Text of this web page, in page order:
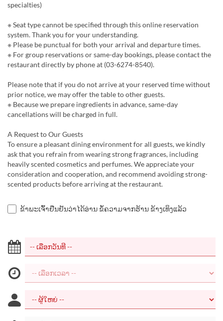
specialties)
※ Seat type cannot be specified through this online reservation
system. Thank you for your understanding.
※ Please be punctual for both your arrival and departure times.
※ For group reservations or same-day bookings, please contact the
restaurant directly by phone at (03-6274-8540).
Please note that if you do not arrive at your reserved time without
prior notice, we may offer the table to other guests.
※ Because we prepare ingredients in advance, same-day
cancellations will be charged in full.
A Request to Our Guests
To ensure a pleasant dining environment for all guests, we kindly
ask that you refrain from wearing strong fragrances, including
heavily scented cosmetics and perfumes. We appreciate your
consideration and cooperation, and recommend avoiding strong-
scented products before arriving at the restaurant.
ຂ້າພະເຈົ້າຢືນຢັນວ່າໄດ້ອ່ານ ຂໍ້ຄວາມຈາກຮ້ານ ຂ້າງເທິງແລ້ວ